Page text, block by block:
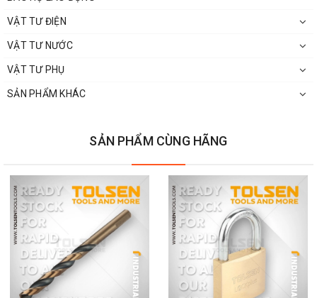
VẬT TƯ ĐIỆN
VẬT TƯ NƯỚC
VẬT TƯ PHỤ
SẢN PHẨM KHÁC
SẢN PHẨM CÙNG HÃNG